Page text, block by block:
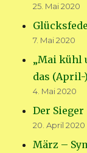
25. Mai 2020
7. Mai 2020
„Mai kühl
das
4. Mai 2020
Der Sieger
20. April 2020
März –